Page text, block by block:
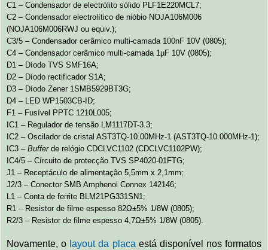
C1 – Condensador de electrólito sólido PLF1E220MCL7;
C2 – Condensador electrolítico de nióbio NOJA106M006
(NOJA106M006RWJ ou equiv.);
C3/5 – Condensador cerâmico multi-camada 100nF 10V (0805);
C4 – Condensador cerâmico multi-camada 1µF 10V (0805);
D1 – Díodo TVS SMF16A;
D2 – Díodo rectificador S1A;
D3 – Díodo Zener 1SMB5929BT3G;
D4 – LED WP1503CB-ID;
F1 – Fusível PPTC 1210L005;
IC1 – Regulador de tensão LM1117DT-3.3;
IC2 – Oscilador de cristal AST3TQ-10.00MHz-1 (AST3TQ-10.000MHz-1);
IC3 – Bufferde relógio CDCLVC1102 (CDCLVC1102PW);
IC4/5 – Círcuito de protecção TVS SP4020-01FTG;
J1 – Receptáculo de alimentação 5,5mm x 2,1mm;
J2/3 – Conector SMB Amphenol Connex 142146;
L1 – Conta de ferrite BLM21PG331SN1;
R1 – Resistor de filme espesso 82Ω±5% 1/8W (0805);
R2/3 – Resistor de filme espesso 4,7Ω±5% 1/8W (0805).
Novamente, o layout da placa está disponível nos formatos